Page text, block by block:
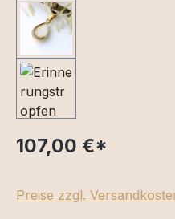
107,00 €*
Preise zzgl.